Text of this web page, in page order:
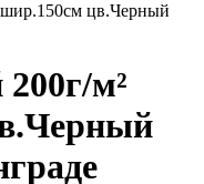
цв.Черный
м²